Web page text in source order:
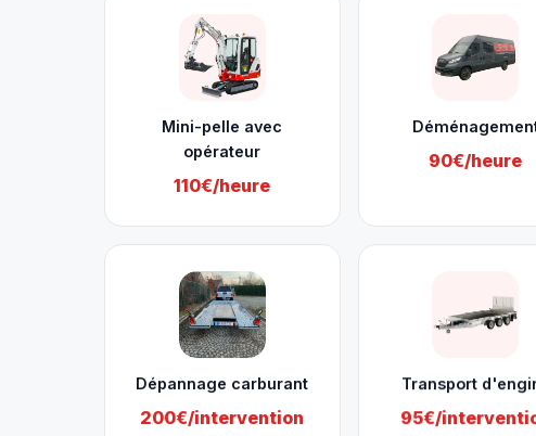
Mini-pelle avec
opérateur
110€/heure
90€/heure
Dépannage carburant
200€/intervention
Transport
95€/